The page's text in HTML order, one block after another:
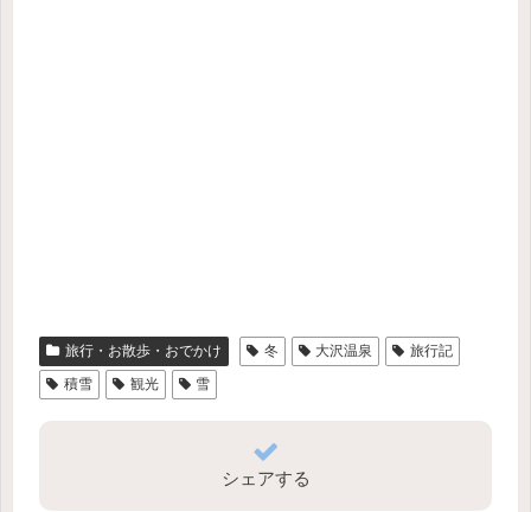
旅行・お散歩・おでかけ 冬 大沢温泉
旅行記
積雪
観光 雪
シェアする